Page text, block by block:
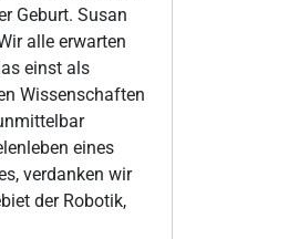
Geburt. Susan
alle erwarten
einst als
Wissenschaften
eines
verdanken wir
der Robotik,